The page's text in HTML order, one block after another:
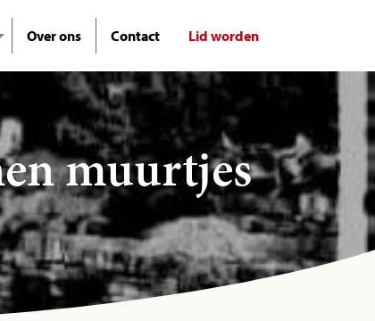
Over ons Contact Lid worden
muurtjes